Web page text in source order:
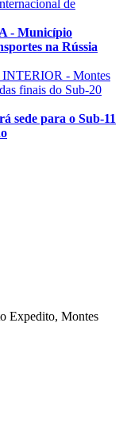
- Município
na Rússia
sede para o Sub-11
Expedito, Montes